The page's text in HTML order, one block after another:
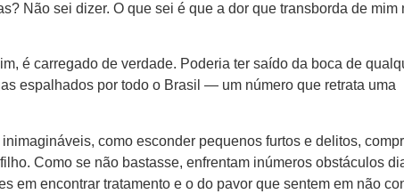
Não sei dizer. O que sei é que a dor que transborda de mim
é carregado de verdade. Poderia ter saído da boca de
espalhados por todo o Brasil — um número que retrata uma
como esconder pequenos furtos e delitos,
Como se não bastasse, enfrentam inúmeros obstáculos
em encontrar tratamento e o do pavor que sentem em não